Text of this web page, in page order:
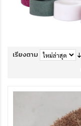
เรียงตาม